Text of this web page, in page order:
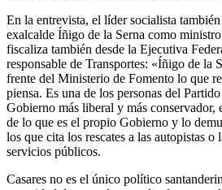
En la entrevista, el líder socialista
exalcalde Íñigo de la Serna como
fiscaliza también desde la Ejecutiva
responsable de Transportes: «Íñigo de la
frente del Ministerio de Fomento lo que
piensa. Es una de los personas del
Gobierno más liberal y más conservador,
de lo que es el propio Gobierno y lo
los que cita los rescates a las autopistas o
servicios públicos.
Casares no es el único político